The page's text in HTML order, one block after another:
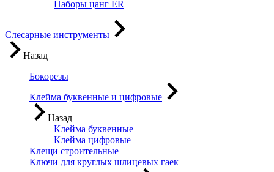
Наборы цанг ER
Слесарные инструменты
Назад
Бокорезы
Клейма буквенные и цифровые
Назад
Клейма буквенные
Клейма цифровые
Клещи строительные
Ключи для круглых шлицевых гаек